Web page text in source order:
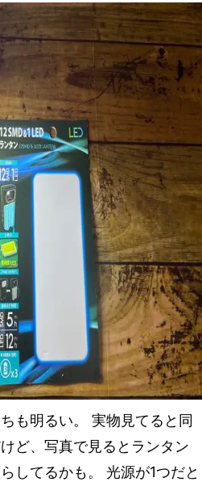
も明るい。 実物見てると同
ど、写真で見るとランタン
してるかも。 光源が1つだと